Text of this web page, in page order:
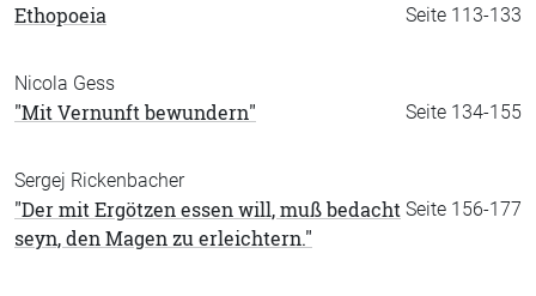
Seite 113-133
Ethopoeia
Nicola Gess
Seite 134-155
"Mit Vernunft bewundern"
Sergej Rickenbacher
Seite 156-177
"Der mit Ergötzen essen will, muß bedacht
seyn, den Magen zu erleichtern."